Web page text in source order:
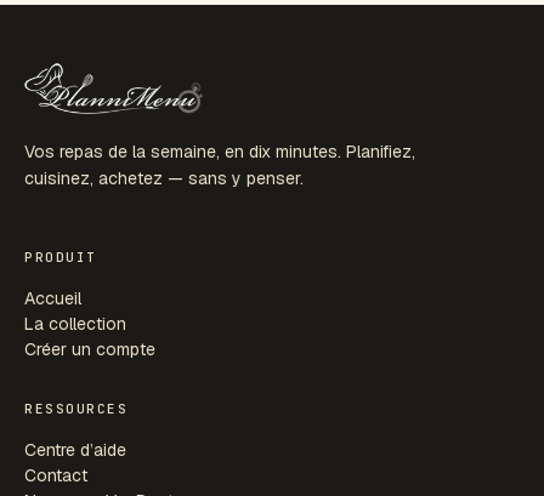
Vos repas de la semaine, en dix minutes. Planifiez,
cuisinez, achetez — sans y penser.
PRODUIT
Accueil
La collection
Créer un compte
RESSOURCES
Centre d’aide
Contact